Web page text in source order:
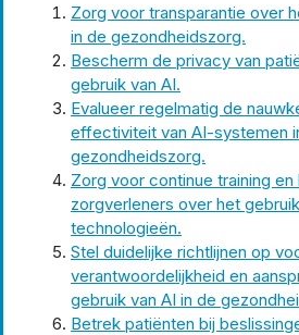
Zorg voor transparantie over
in de gezondheidszorg.
Bescherm de privacy van
gebruik van AI.
Evalueer regelmatig de
effectiviteit van AI-systemen
gezondheidszorg.
Zorg voor continue training en
zorgverleners over het
technologieën.
Stel duidelijke richtlijnen op
verantwoordelijkheid en
gebruik van AI in de
Betrek patiënten bij